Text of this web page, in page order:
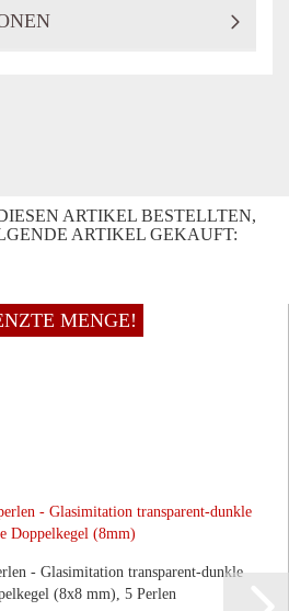
ARTIKEL BESTELLTEN,
ARTIKEL GEKAUFT:
MENGE!
- Glasimitation transparent-dunkle
(8x8 mm), 5 Perlen